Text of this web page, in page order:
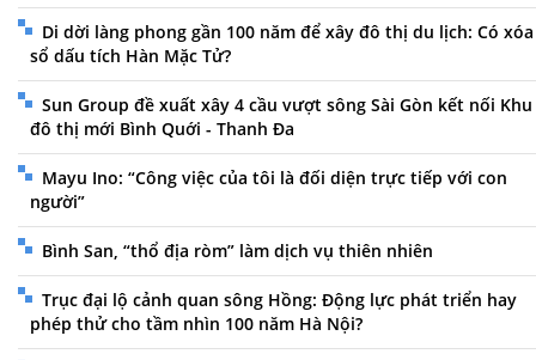
Di dời làng phong gần 100 năm để xây đô thị du lịch: Có xóa
sổ dấu tích Hàn Mặc Tử?
Sun Group đề xuất xây 4 cầu vượt sông Sài Gòn kết nối Khu
đô thị mới Bình Quới - Thanh Đa
Mayu Ino: “Công việc của tôi là đối diện trực tiếp với con
người”
Bình San, “thổ địa ròm” làm dịch vụ thiên nhiên
Trục đại lộ cảnh quan sông Hồng: Động lực phát triển hay
phép thử cho tầm nhìn 100 năm Hà Nội?